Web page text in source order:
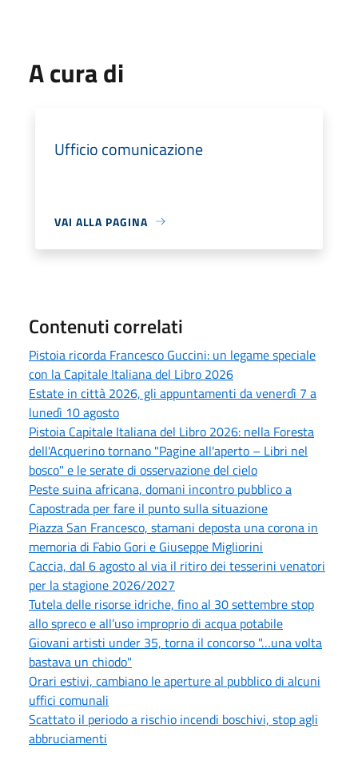
A cura di
Ufficio comunicazione
VAI ALLA PAGINA
Contenuti correlati
Pistoia ricorda Francesco Guccini: un legame speciale
con la Capitale Italiana del Libro 2026
Estate in città 2026, gli appuntamenti da venerdì 7 a
lunedì 10 agosto
Pistoia Capitale Italiana del Libro 2026: nella Foresta
dell'Acquerino tornano "Pagine all'aperto – Libri nel
bosco" e le serate di osservazione del cielo
Peste suina africana, domani incontro pubblico a
Capostrada per fare il punto sulla situazione
Piazza San Francesco, stamani deposta una corona in
memoria di Fabio Gori e Giuseppe Migliorini
Caccia, dal 6 agosto al via il ritiro dei tesserini venatori
per la stagione 2026/2027
Tutela delle risorse idriche, fino al 30 settembre stop
allo spreco e all’uso improprio di acqua potabile
Giovani artisti under 35, torna il concorso "…una volta
bastava un chiodo"
Orari estivi, cambiano le aperture al pubblico di alcuni
uffici comunali
Scattato il periodo a rischio incendi boschivi, stop agli
abbruciamenti